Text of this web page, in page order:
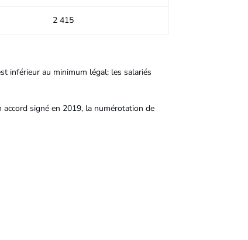
2 415
inférieur au minimum légal; les salariés
signé en 2019, la numérotation de